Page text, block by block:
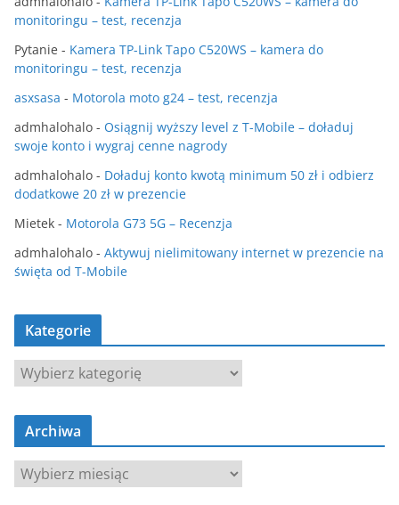
monitoringu – test, recenzja
Pytanie - Kamera TP-Link Tapo C520WS – kamera do
monitoringu – test, recenzja
asxsasa - Motorola moto g24 – test, recenzja
admhalohalo - Osiągnij wyższy level z T-Mobile – doładuj
swoje konto i wygraj cenne nagrody
admhalohalo - Doładuj konto kwotą minimum 50 zł i odbierz
dodatkowe 20 zł w prezencie
Mietek - Motorola G73 5G – Recenzja
admhalohalo - Aktywuj nielimitowany internet w prezencie na
święta od T-Mobile
Kategorie
K
a
t
g
Archiwa
A
r